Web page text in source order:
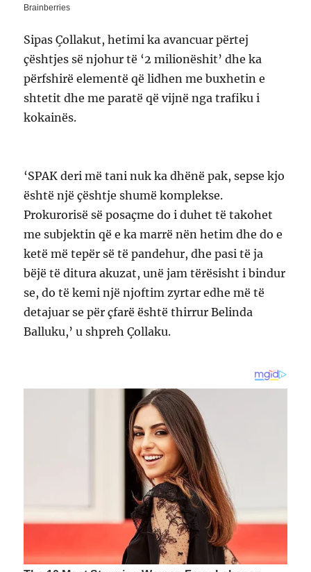
Sipas Çollakut, hetimi ka avancuar përtej
çështjes së njohur të ‘2 milionëshit’ dhe ka
përfshirë elementë që lidhen me buxhetin e
shtetit dhe me paratë që vijnë nga trafiku i
kokainës.
‘SPAK deri më tani nuk ka dhënë pak, sepse kjo
është një çështje shumë komplekse.
Prokurorisë së posaçme do i duhet të takohet
me subjektin që e ka marrë nën hetim dhe do e
ketë më tepër së të pandehur, dhe pasi të ja
bëjë të ditura akuzat, unë jam tërësisht i bindur
se, do të kemi një njoftim zyrtar edhe më të
detajuar se për çfarë është thirrur Belinda
Balluku,’ u shpreh Çollaku.